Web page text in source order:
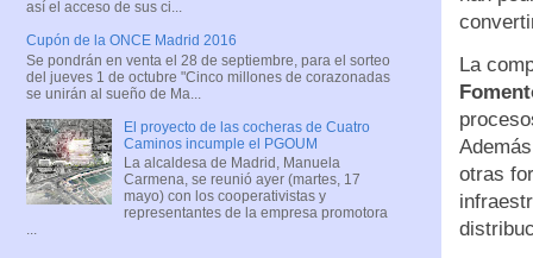
La
otras
así el acceso de sus ci...
Cupón de la ONCE Madrid 2016
Se pondrán en venta el 28 de septiembre, para el sorteo
del jueves 1 de octubre "Cinco millones de corazonadas
se unirán al sueño de Ma...
El proyecto de las cocheras de Cuatro
Caminos incumple el PGOUM
La alcaldesa de Madrid, Manuela
Carmena, se reunió ayer (martes, 17
mayo) con los cooperativistas y
representantes de la empresa promotora
...